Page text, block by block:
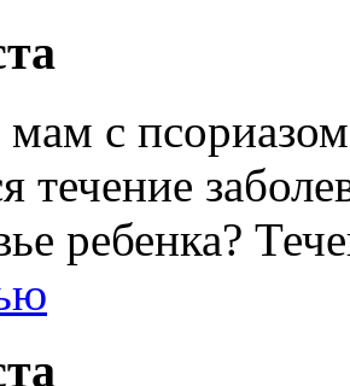
с
течение
ребенка?